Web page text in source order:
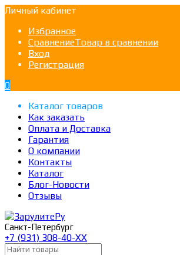
Личный кабинет
Избранное
СравнениеТовар в сравнении
Вход
Регистрация
0
Каталог товаров
Как заказать
Оплата и Доставка
Гарантия
О компании
Контакты
Каталог
Блог-Новости
Отзывы
Санкт-Петербург
+7 (931) 308-40-ХХ